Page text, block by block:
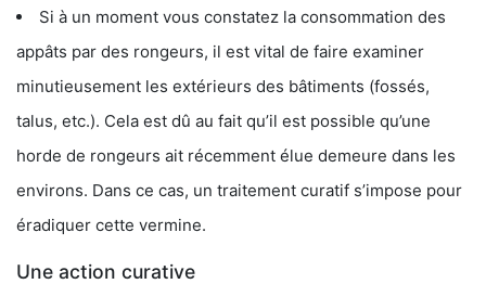
Si à un moment vous constatez la consommation des
appâts par des rongeurs, il est vital de faire examiner
minutieusement les extérieurs des bâtiments (fossés,
talus, etc.). Cela est dû au fait qu’il est possible qu’une
horde de rongeurs ait récemment élue demeure dans les
environs. Dans ce cas, un traitement curatif s’impose pour
éradiquer cette vermine.
Une action curative